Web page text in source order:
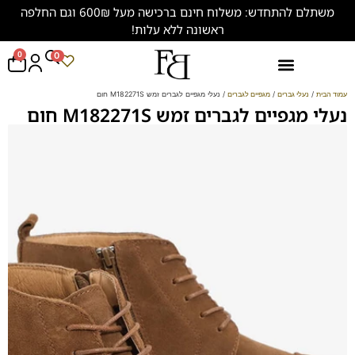
משתלם להתחדש: משלוח חינם ברכישה מעל 600₪ וגם החלפה
ראשונה ללא עלות!
0 0
עמוד הבית / נעלי גברים / מגפיים לגברים / נעלי מגפיים לגברים זמש M182271S חום
נעלי מגפיים לגברים זמש M182271S חום